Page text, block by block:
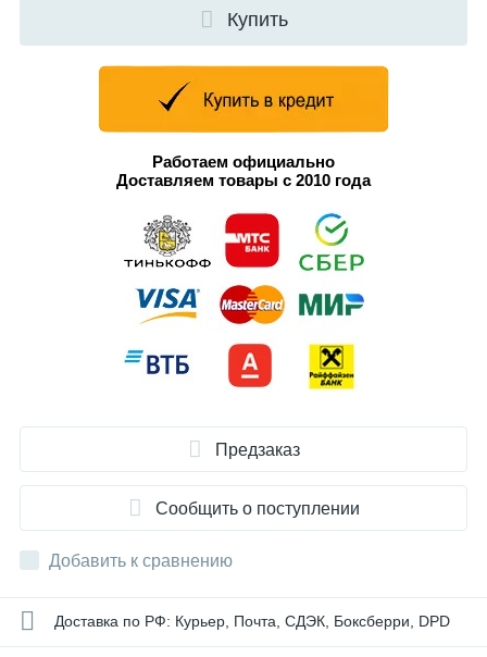
Купить
Работаем официально
Доставляем товары с 2010 года
Предзаказ
Сообщить о поступлении
Добавить к сравнению
Доставка по РФ: Курьер, Почта, СДЭК, Боксберри, DPD